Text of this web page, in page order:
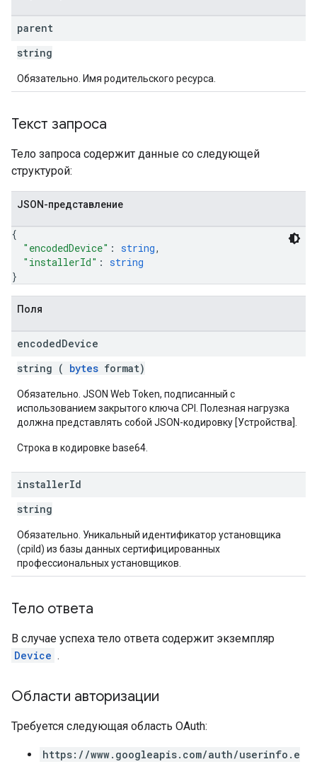
parent
string
Обязательно. Имя родительского ресурса.
Текст запроса
Тело запроса содержит данные со следующей
структурой:
JSON-представление
{
"encodedDevice" : string,
"installerId" : string
}
Поля
encodedDevice
string ( bytes format)
Обязательно. JSON Web Token, подписанный с
использованием закрытого ключа CPI. Полезная нагрузка
должна представлять собой JSON-кодировку [Устройства].
Строка в кодировке base64.
installerId
string
Обязательно. Уникальный идентификатор установщика
(cpiId) из базы данных сертифицированных
профессиональных установщиков.
Тело ответа
В случае успеха тело ответа содержит экземпляр
Device .
Области авторизации
Требуется следующая область OAuth:
https://www.googleapis.com/auth/userinfo.e